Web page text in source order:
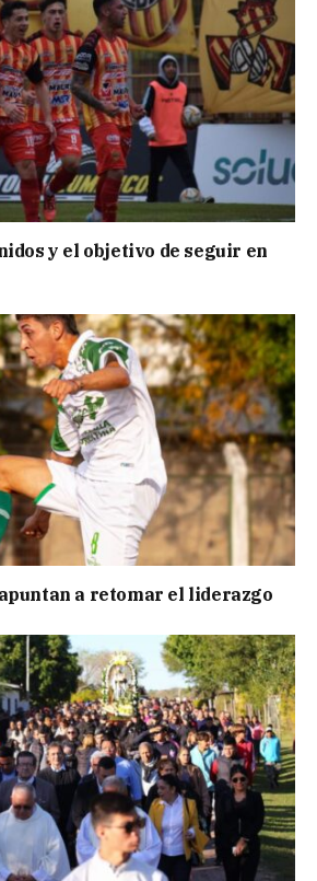
y el objetivo de seguir en
a retomar el liderazgo